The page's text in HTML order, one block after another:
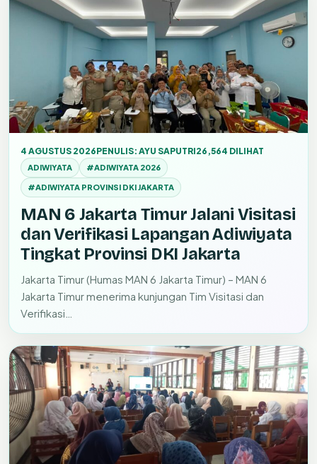
4 AGUSTUS 2026PENULIS: AYU SAPUTRI26,564 DILIHAT
ADIWIYATA #ADIWIYATA 2026
#ADIWIYATA PROVINSI DKI JAKARTA
MAN 6 Jakarta Timur Jalani Visitasi
dan Verifikasi Lapangan Adiwiyata
Tingkat Provinsi DKI Jakarta
Jakarta Timur (Humas MAN 6 Jakarta Timur) – MAN 6
Jakarta Timur menerima kunjungan Tim Visitasi dan
Verifikasi…